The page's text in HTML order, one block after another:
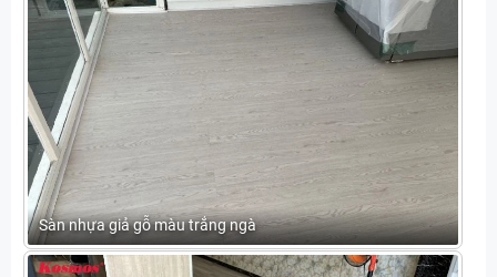
Sàn nhựa giả gỗ màu trắng ngà